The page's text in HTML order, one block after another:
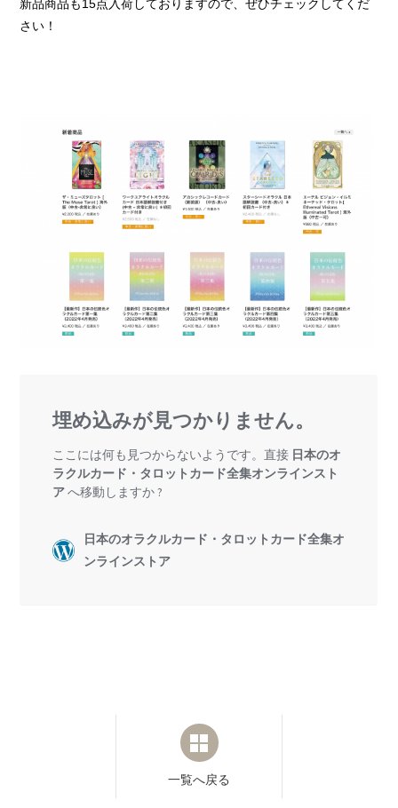
新品商品も15点入荷しておりますので、ぜひチェックしてくだ
さい！
一覧へ戻る